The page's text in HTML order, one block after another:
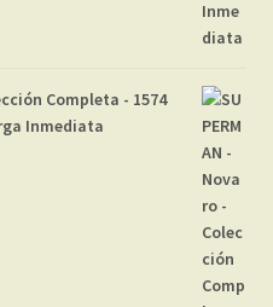
Completa - 1574
Inmediata